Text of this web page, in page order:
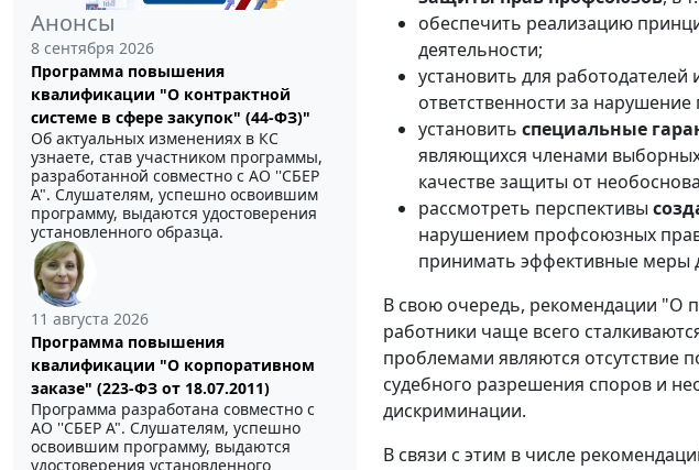
Анонсы
8 сентября 2026
Программа повышения
квалификации "О контрактной
системе в сфере закупок" (44-ФЗ)"
Об актуальных изменениях в КС
узнаете, став участником программы,
разработанной совместно с АО ''СБЕР
А". Слушателям, успешно освоившим
программу, выдаются удостоверения
установленного образца.
11 августа 2026
Программа повышения
квалификации "О корпоративном
заказе" (223-ФЗ от 18.07.2011)
Программа разработана совместно с
АО ''СБЕР А". Слушателям, успешно
освоившим программу, выдаются
удостоверения установленного
обеспечить реализацию
деятельности;
установить для
ответственности за
установить специальные
являющихся членами
качестве защиты от
рассмотреть перспективы
нарушением профсоюзных
принимать эффективные меры
В свою очередь, рекомендации "О
работники чаще всего
проблемами являются
судебного разрешения споров и
дискриминации.
В связи с этим в числе